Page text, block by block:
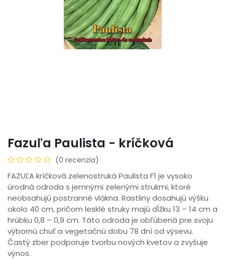
Fazuľa Paulista - kríčková
(0 recenzia)
FAZUĽA kríčková zelenostruká Paulista F1 je vysoko
úrodná odroda s jemnými zelenými strukmi, ktoré
neobsahujú postranné vlákna. Rastliny dosahujú výšku
okolo 40 cm, pričom lesklé struky majú dĺžku 13 – 14 cm a
hrúbku 0,8 – 0,9 cm. Táto odroda je obľúbená pre svoju
výbornú chuť a vegetačnú dobu 78 dní od výsevu.
Častý zber podporuje tvorbu nových kvetov a zvyšuje
výnos.